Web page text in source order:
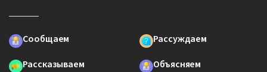
Сообщаем
Рассуждаем
Рассказываем
Объясняем